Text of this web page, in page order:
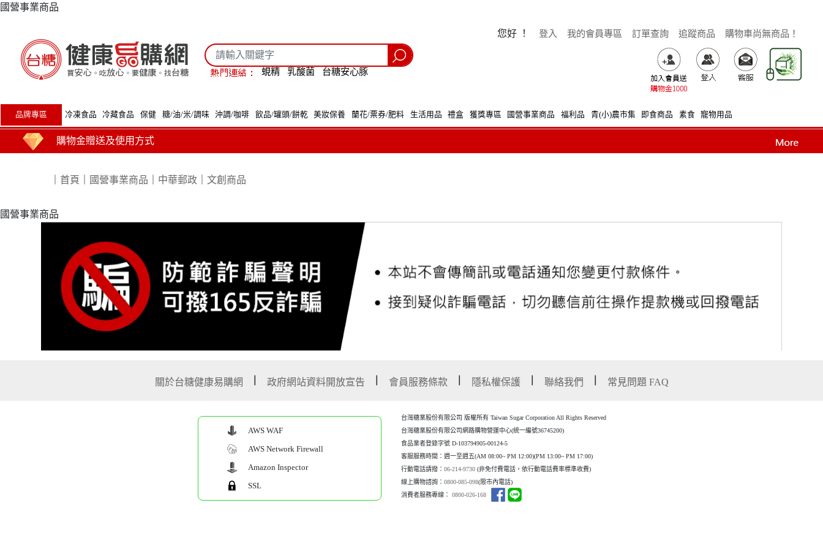
國營事業商品
您好 ！ 登入 我的會員專區 訂單查詢 追蹤商品 購物車尚無商品！
蜆精 乳酸菌 台糖安心豚
品牌專區 冷凍食品 冷藏食品 保健 糖/油/米/調味 沖調/咖啡 飲品/罐頭/餅乾 美妝保養 蘭花/票券/肥料 生活用品 禮盒 獲獎專區 國營事業商品 福利品 青(小)農市集 即食商品 素食 寵物用品
購物金贈送及使用方式
首頁 國營事業商品 中華郵政 ｜文創商品
國營事業商品
關於台糖健康易購網 政府網站資料開放宣告 會員服務條款 隱私權保護 聯絡我們 常見問題 FAQ
台灣糖業股份有限公司 版權所有 Taiwan Sugar Corporation All Rights Reserved
台灣糖業股份有限公司網路購物營運中心(統一編號36745200)
食品業者登錄字號 D-103794905-00124-5
客服服務時間：週一至週五(AM 08:00~ PM 12:00)(PM 13:00~ PM 17:00)
行動電話請撥： 06-214-9730(非免付費電話，依行動電話費率標準收費)
線上購物諮詢： 0800-085-098(限市內電話)
消費者服務專線： 0800-026-168
AWS WAF
AWS Network Firewall
Amazon Inspector
SSL